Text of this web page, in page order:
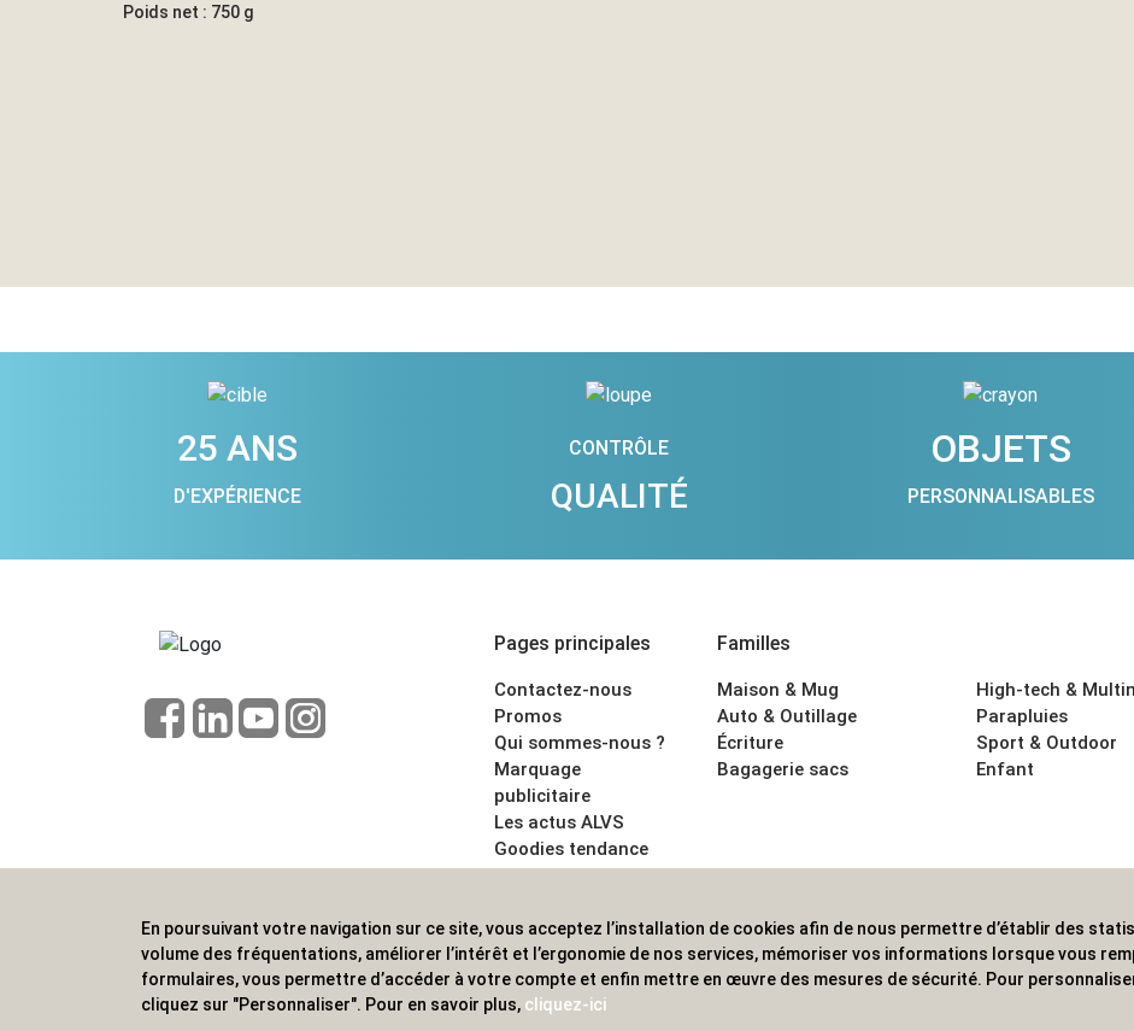
Poids net : 750 g
25 ANS
D'EXPÉRIENCE
CONTRÔLE
QUALITÉ
OBJETS
PERSONNALISABLES
Pages principales
Contactez-nous
Promos
Qui sommes-nous ?
Marquage
publicitaire
Les actus ALVS
Goodies tendance
CGV
Familles
Maison & Mug
Auto & Outillage
Écriture
Bagagerie sacs
High-tech &
Parapluies
Sport & Outdoor
Enfant
ALVS, fournisseur d'objets publicitaires, pour les professionnels. Une implantation nationale, une couverture
En poursuivant votre navigation sur ce site, vous acceptez l’installation de cookies afin de nous permettre d’établir des
volume des fréquentations, améliorer l’intérêt et l’ergonomie de nos services, mémoriser vos informations lorsque vous
formulaires, vous permettre d’accéder à votre compte et enfin mettre en œuvre des mesures de sécurité. Pour
cliquez sur "Personnaliser". Pour en savoir plus, cliquez-ici